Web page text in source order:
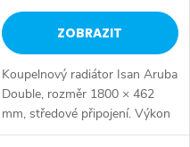
ZOBRAZIT
Koupelnový radiátor Isan Aruba
Double, rozměr 1800 × 462
mm, středové připojení. Výkon
1334 W.